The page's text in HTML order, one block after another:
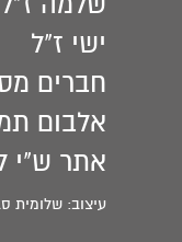
ישי ז"ל
חברים
אלבום
אתר ש"י
עיצוב:שלומית